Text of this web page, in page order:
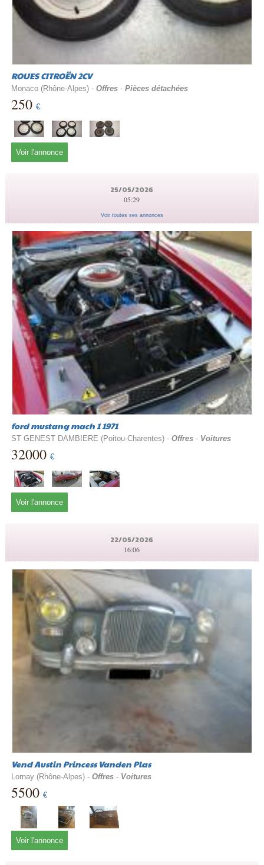
ROUES CITROËN 2CV
Monaco (Rhône-Alpes) - Offres- Pièces détachées
250 €
Voir l'annonce
25/05/2026
05:29
Voir toutes ses annonces
ford mustang mach 1 1971
ST GENEST DAMBIERE (Poitou-Charentes) - Offres- Voitures
32000 €
Voir l'annonce
22/05/2026
16:06
Vend Austin Princess Vanden Plas
Lornay (Rhône-Alpes) - Offres- Voitures
5500 €
Voir l'annonce